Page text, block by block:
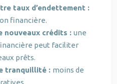
taux d’endettement :
financière.
nouveaux crédits : une
peut faciliter
prêts.
tranquillité : moins de